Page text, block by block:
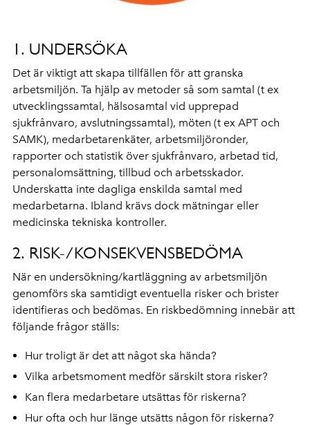
1. UNDERSÖKA
Det är viktigt att skapa tillfällen för att granska
arbetsmiljön. Ta hjälp av metoder så som samtal (t ex
utvecklingssamtal, hälsosamtal vid upprepad
sjukfrånvaro, avslutningssamtal), möten (t ex APT och
SAMK), medarbetarenkäter, arbetsmiljöronder,
rapporter och statistik över sjukfrånvaro, arbetad tid,
personalomsättning, tillbud och arbetsskador.
Underskatta inte dagliga enskilda samtal med
medarbetarna. Ibland krävs dock mätningar eller
medicinska tekniska kontroller.
2. RISK-/KONSEKVENSBEDÖMA
När en undersökning/kartläggning av arbetsmiljön
genomförs ska samtidigt eventuella risker och brister
identifieras och bedömas. En riskbedömning innebär att
följande frågor ställs:
Hur troligt är det att något ska hända?
Vilka arbetsmoment medför särskilt stora risker?
Kan flera medarbetare utsättas för riskerna?
Hur ofta och hur länge utsätts någon för riskerna?